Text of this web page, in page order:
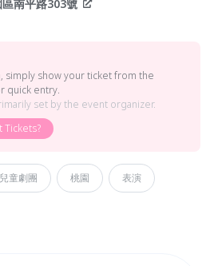
南平路303號
simply show your ticket from the
quick entry.
set by the event organizer.
Tickets?
兒童劇團 桃園 表演